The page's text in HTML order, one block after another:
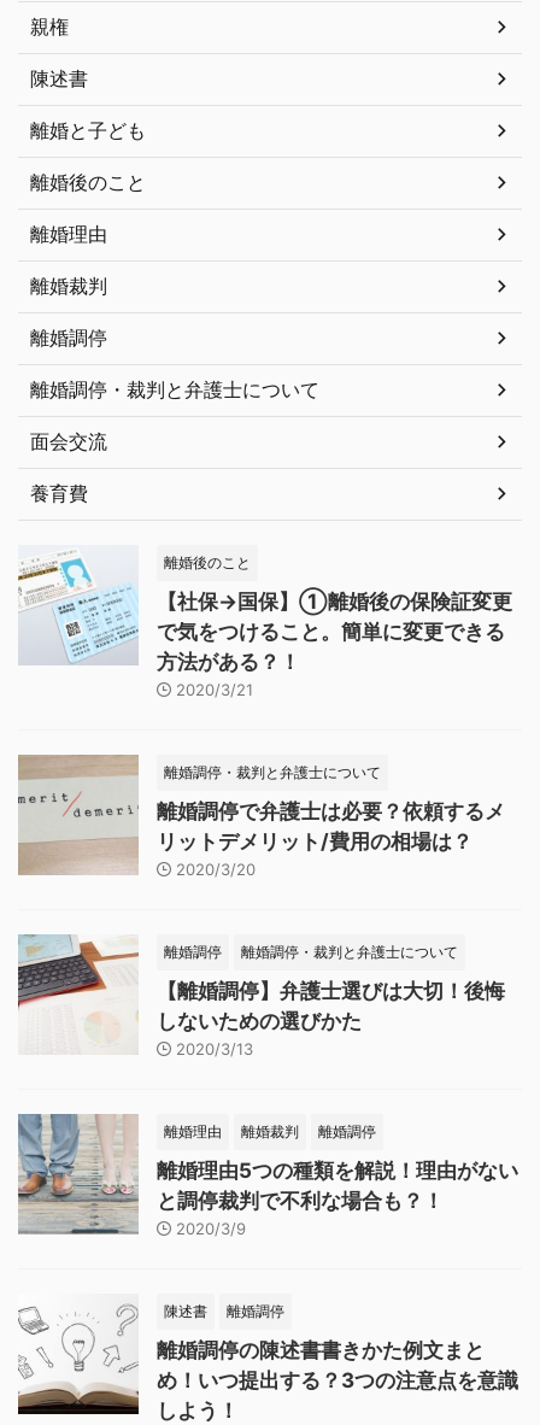
親権
陳述書
離婚と子ども
離婚後のこと
離婚理由
離婚裁判
離婚調停
離婚調停・裁判と弁護士について
面会交流
養育費
離婚後のこと
【社保→国保】①離婚後の保険証変更
で気をつけること。簡単に変更できる
方法がある？！
2020/3/21
離婚調停・裁判と弁護士について
離婚調停で弁護士は必要？依頼するメ
リットデメリット/費用の相場は？
2020/3/20
離婚調停 離婚調停・裁判と弁護士について
【離婚調停】弁護士選びは大切！後悔
しないための選びかた
2020/3/13
離婚理由 離婚裁判 離婚調停
離婚理由5つの種類を解説！理由がない
と調停裁判で不利な場合も？！
2020/3/9
陳述書 離婚調停
離婚調停の陳述書書きかた例文まと
め！いつ提出する？3つの注意点を意識
しよう！